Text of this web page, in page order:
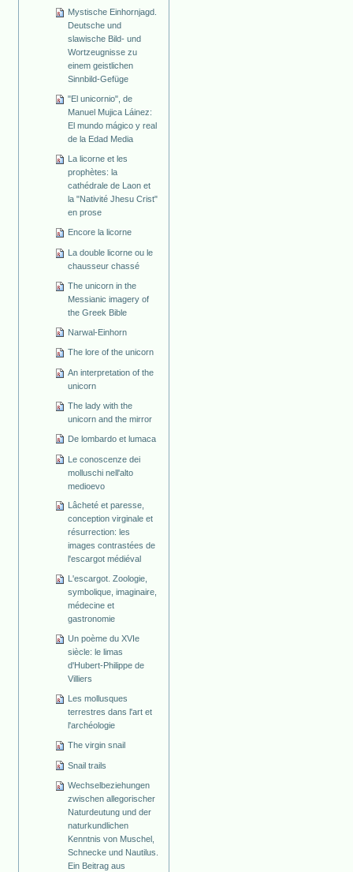
Mystische Einhornjagd.
Deutsche und
slawische Bild- und
Wortzeugnisse zu
einem geistlichen
Sinnbild-Gefüge
"El unicornio", de
Manuel Mujica Láinez:
El mundo mágico y real
de la Edad Media
La licorne et les
prophètes: la
cathédrale de Laon et
la "Nativité Jhesu Crist"
en prose
Encore la licorne
La double licorne ou le
chausseur chassé
The unicorn in the
Messianic imagery of
the Greek Bible
Narwal-Einhorn
The lore of the unicorn
An interpretation of the
unicorn
The lady with the
unicorn and the mirror
De lombardo et lumaca
Le conoscenze dei
molluschi nell'alto
medioevo
Lâcheté et paresse,
conception virginale et
résurrection: les
images contrastées de
l'escargot médiéval
L'escargot. Zoologie,
symbolique, imaginaire,
médecine et
gastronomie
Un poème du XVIe
siècle: le limas
d'Hubert-Philippe de
Villiers
Les mollusques
terrestres dans l'art et
l'archéologie
The virgin snail
Snail trails
Wechselbeziehungen
zwischen allegorischer
Naturdeutung und der
naturkundlichen
Kenntnis von Muschel,
Schnecke und Nautilus.
Ein Beitrag aus